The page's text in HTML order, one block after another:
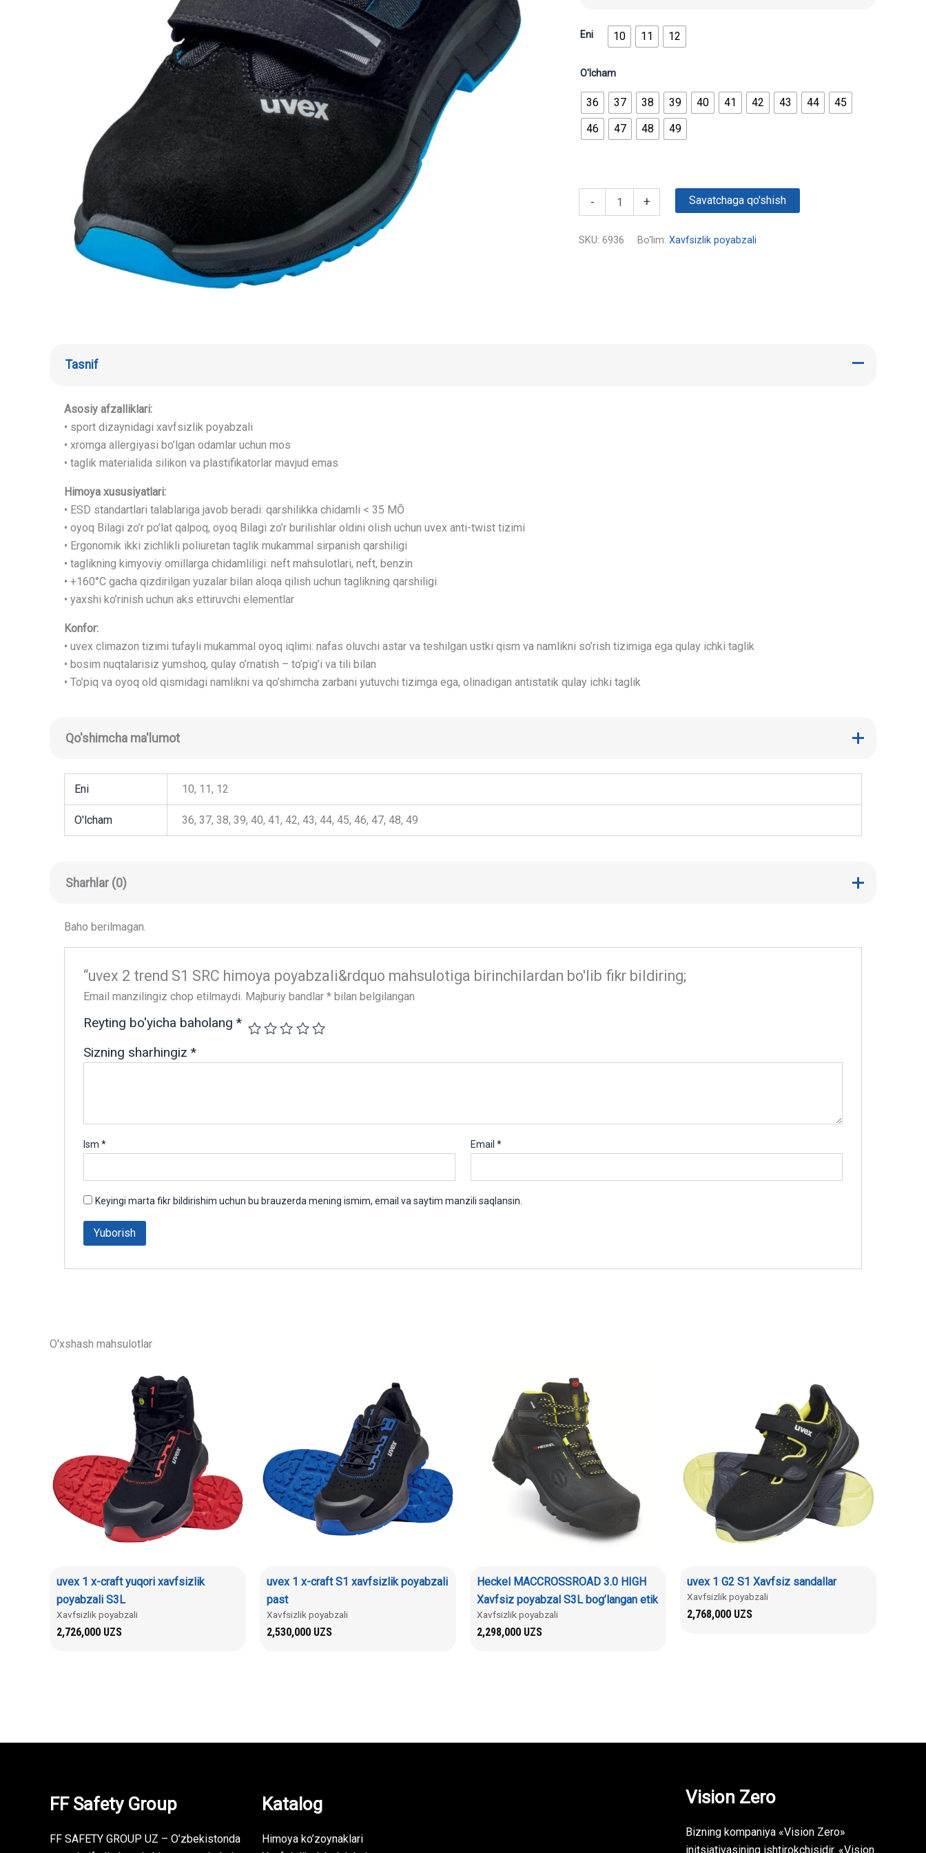
Eni 10 11 12
O'lcham
36 37 38 39 40 41 42 43 44
45
46
47 48 49
- + Savatchaga qo'shish
SKU: 6936 Bo'lim: Xavfsizlik poyabzali
Tasnif
Asosiy afzalliklari:
• sport dizaynidagi xavfsizlik poyabzali
• xromga allergiyasi bo’lgan odamlar uchun mos
• taglik materialida silikon va plastifikatorlar mavjud emas
Himoya xususiyatlari:
• ESD standartlari talablariga javob beradi: qarshilikka chidamli < 35 MŌ
• oyoq Bilagi zo’r po’lat qalpoq, oyoq Bilagi zo’r burilishlar oldini olish uchun uvex anti-twist tizimi
• Ergonomik ikki zichlikli poliuretan taglik mukammal sirpanish qarshiligi
• taglikning kimyoviy omillarga chidamliligi: neft mahsulotlari, neft, benzin
• +160°C gacha qizdirilgan yuzalar bilan aloqa qilish uchun taglikning qarshiligi
• yaxshi ko’rinish uchun aks ettiruvchi elementlar
Konfor:
• uvex climazon tizimi tufayli mukammal oyoq iqlimi: nafas oluvchi astar va teshilgan ustki qism va namlikni so’rish tizimiga ega qulay ichki taglik
• bosim nuqtalarisiz yumshoq, qulay o’rnatish – to’pig’i va tili bilan
• To’piq va oyoq old qismidagi namlikni va qo’shimcha zarbani yutuvchi tizimga ega, olinadigan antistatik qulay ichki taglik
Qo'shimcha ma'lumot
Eni 10, 11, 12
O'lcham 36, 37, 38, 39, 40, 41, 42, 43, 44, 45, 46, 47, 48, 49
Sharhlar (0)
Baho berilmagan.
“uvex 2 trend S1 SRC himoya poyabzali&rdquo mahsulotiga birinchilardan bo'lib fikr bildiring;
Email manzilingiz chop etilmaydi. Majburiy bandlar *bilan belgilangan
Reyting bo'yicha baholang *
Sizning sharhingiz *
Ism * Email*
Keyingi marta fikr bildirishim uchun bu brauzerda mening ismim, email va saytim manzili saqlansin.
O'xshash mahsulotlar
uvex 1 x-craft yuqori xavfsizlik
poyabzali S3L
Xavfsizlik poyabzali
2,726,000 UZS
uvex 1 x-craft S1 xavfsizlik poyabzali
past
Xavfsizlik poyabzali
2,530,000 UZS
Heckel MACCROSSROAD 3.0 HIGH
Xavfsiz poyabzal S3L bog’langan etik
Xavfsizlik poyabzali
2,298,000 UZS
uvex 1 G2 S1 Xavfsiz sandallar
Xavfsizlik poyabzali
2,768,000 UZS
FF Safety Group
FF SAFETY GROUP UZ – O’zbekistonda
Katalog
Himoya ko’zoynaklari
Vision Zero
Bizning kompaniya «Vision Zero»
initsiativasining ishtirokchisidir. «Vision